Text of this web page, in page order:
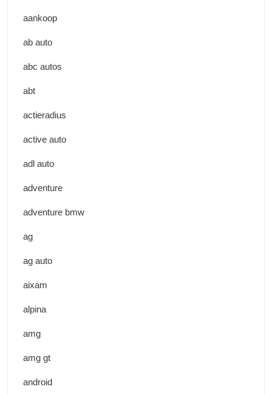
aankoop
ab auto
abc autos
abt
actieradius
active auto
adl auto
adventure
adventure bmw
ag
ag auto
aixam
alpina
amg
amg gt
android